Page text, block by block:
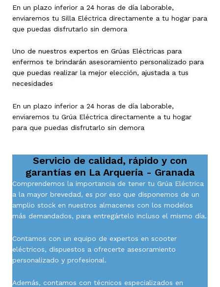
En un plazo inferior a 24 horas de día laborable,
enviaremos tu Silla Eléctrica directamente a tu hogar para
que puedas disfrutarlo sin demora
Uno de nuestros expertos en Grúas Eléctricas para
enfermos te brindarán asesoramiento personalizado para
que puedas realizar la mejor elección, ajustada a tus
necesidades
En un plazo inferior a 24 horas de día laborable,
enviaremos tu Grúa Eléctrica directamente a tu hogar
para que puedas disfrutarlo sin demora
Servicio de calidad, rápido y con
garantías en La Arquería - Granada
Comprendemos la importancia de tener tu Grúa Eléctrica
a la mayor brevedad, es por eso que disponemos de un
amplio stock en nuestros almacenes con los modelos
más demandados, para entregártelo incluso el mismo día.
Contamos con un equipo de expertos en scooter
eléctricos, dispuestos a ofrecerte asesoramiento
personalizado y profesional.
Además, contamos con técnicos especializados en